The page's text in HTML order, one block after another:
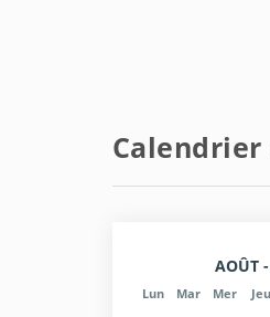
- Week-ends : NON
AOÛT
Lun Mar Mer Jeu